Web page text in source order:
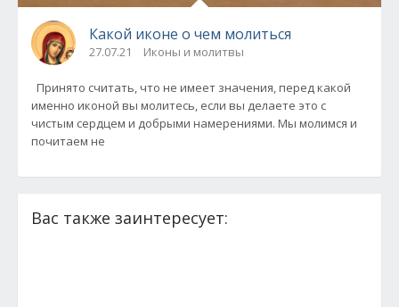
Какой иконе о чем молиться
27.07.21 Иконы и молитвы
Принято считать, что не имеет значения, перед какой
именно иконой вы молитесь, если вы делаете это с
чистым сердцем и добрыми намерениями. Мы молимся и
почитаем не
Вас также заинтересует: